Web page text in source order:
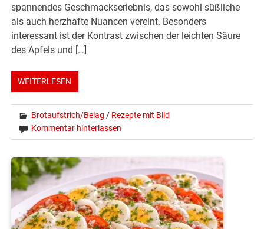
spannendes Geschmackserlebnis, das sowohl süßliche
als auch herzhafte Nuancen vereint. Besonders
interessant ist der Kontrast zwischen der leichten Säure
des Apfels und […]
WEITERLESEN
Brotaufstrich/Belag / Rezepte mit Bild
Kommentar hinterlassen